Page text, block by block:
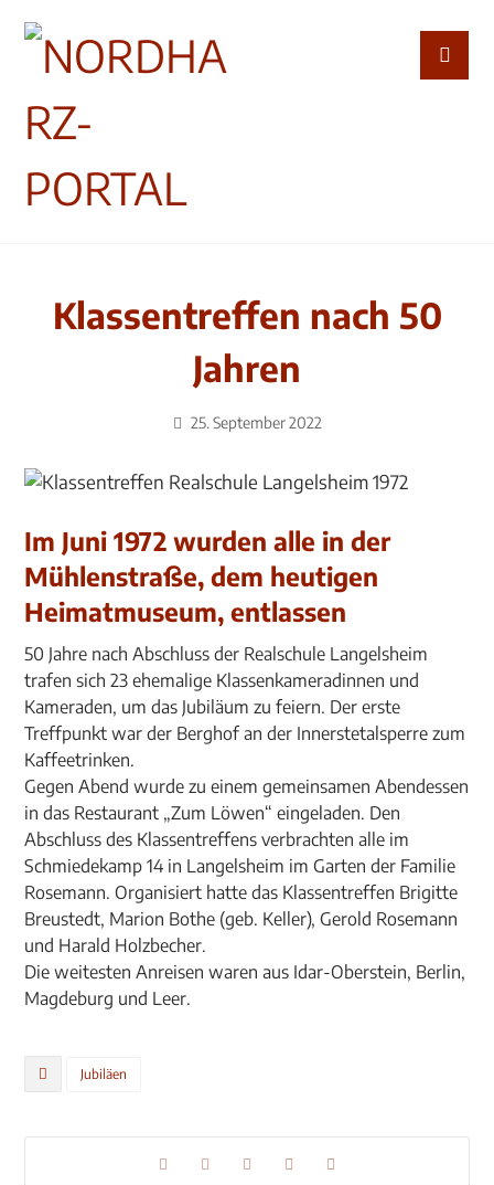
Klassentreffen nach 50
Jahren
25. September 2022
Im Juni 1972 wurden alle in der
Mühlenstraße, dem heutigen
Heimatmuseum, entlassen
50 Jahre nach Abschluss der Realschule Langelsheim
trafen sich 23 ehemalige Klassenkameradinnen und
Kameraden, um das Jubiläum zu feiern. Der erste
Treffpunkt war der Berghof an der Innerstetalsperre zum
Kaffeetrinken.
Gegen Abend wurde zu einem gemeinsamen Abendessen
in das Restaurant „Zum Löwen“ eingeladen. Den
Abschluss des Klassentreffens verbrachten alle im
Schmiedekamp 14 in Langelsheim im Garten der Familie
Rosemann. Organisiert hatte das Klassentreffen Brigitte
Breustedt, Marion Bothe (geb. Keller), Gerold Rosemann
und Harald Holzbecher.
Die weitesten Anreisen waren aus Idar-Oberstein, Berlin,
Magdeburg und Leer.
Jubiläen